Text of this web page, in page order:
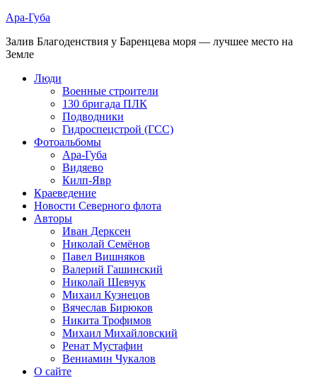
Ара-Губа
Залив Благоденствия у Баренцева моря — лучшее место на
Земле
Люди
Военные строители
130 бригада ПЛК
Подводники
Гидроспецстрой (ГСС)
Фотоальбомы
Ара-Губа
Видяево
Килп-Явр
Краеведение
Новости Северного флота
Авторы
Иван Дерксен
Николай Семёнов
Павел Вишняков
Валерий Гашинский
Николай Шевчук
Михаил Кузнецов
Вячеслав Бирюков
Никита Трофимов
Михаил Михайловский
Ренат Мустафин
Вениамин Чукалов
О сайте